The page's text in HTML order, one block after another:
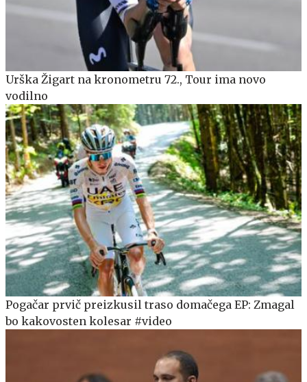
Urška Žigart na kronometru 72., Tour ima novo
vodilno
Pogačar prvič preizkusil traso domačega EP: Zmagal
bo kakovosten kolesar #video